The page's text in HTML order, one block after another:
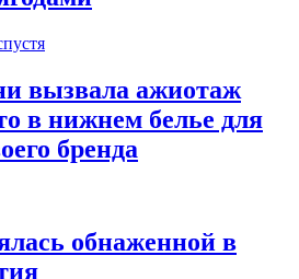
вызвала ажиотаж
в нижнем белье для
бренда
обнаженной в